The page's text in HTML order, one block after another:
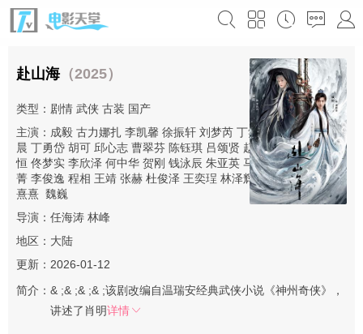
赴山海（2025）
类型： 剧情 武侠 古装 国产
主演： 成毅 古力娜扎 李凯馨 徐振轩 刘梦芮 丁笑滢 张峻宁 张晓
晨 丁勇岱 胡可 邱心志 曹翠芬 陈钰琪 吕颂贤 赵华为 肖燕 杨晋
恒 佟梦实 李欣泽 何中华 贺刚 钱泳辰 朱亚英 马秋子 张智霖 杨丽
菁 李俊逸 程相 王靖 张赫 杜俊泽 王奕珵 林泽辉 张祎格 林嘉慧 陈
熹熹 魏巍
导演： 任海涛 林峰
地区： 大陆
更新：2026-01-12
简介： & ;& ;& ;& ;该剧改编自温瑞安经典武侠小说《神州奇侠》，
讲述了肖明详情